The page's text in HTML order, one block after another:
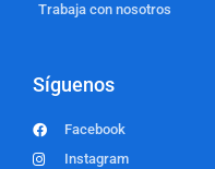
Trabaja con nosotros
Síguenos
Facebook
Instagram